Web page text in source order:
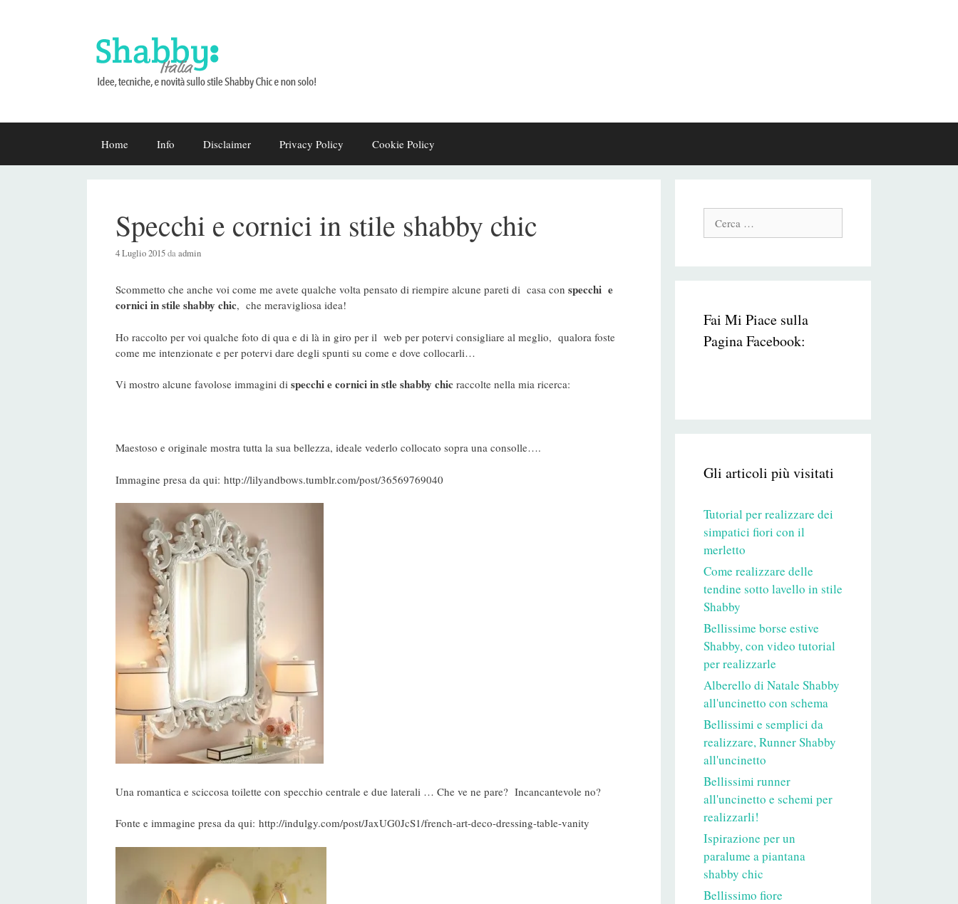
Home Info Disclaimer Privacy Policy Cookie Policy
Specchi e cornici in stile shabby chic
4 Luglio 2015daadmin
Scommetto che anche voi come me avete qualche volta pensato di riempire alcune pareti di casa con specchi e
cornici in stileshabby chic, che meravigliosa idea!
Ho raccolto per voi qualche foto di qua e di là in giro per il web per potervi consigliare al meglio, qualora foste
come me intenzionate e per potervi dare degli spunti su come e dove collocarli…
Vi mostro alcune favolose immagini di specchi e cornici in stle shabby chic raccolte nella mia ricerca:
Maestoso e originale mostra tutta la sua bellezza, ideale vederlo collocato sopra una consolle….
Immagine presa da qui: http://lilyandbows.tumblr.com/post/36569769040
Una romantica e sciccosa toilette con specchio centrale e due laterali … Che ve ne pare? Incancantevole no?
Fonte e immagine presa da qui: http://indulgy.com/post/JaxUG0JcS1/french-art-deco-dressing-table-vanity
Cerca:
Fai Mi Piace sulla
Pagina Facebook:
Gli articoli più visitati
Tutorial per realizzare dei
simpatici fiori con il
merletto
Come realizzare delle
tendine sotto lavello in stile
Shabby
Bellissime borse estive
Shabby, con video tutorial
per realizzarle
Alberello di Natale Shabby
all'uncinetto con schema
Bellissimi e semplici da
realizzare, Runner Shabby
all'uncinetto
Bellissimi runner
all'uncinetto e schemi per
realizzarli!
Ispirazione per un
paralume a piantana
shabby chic
Bellissimo fiore